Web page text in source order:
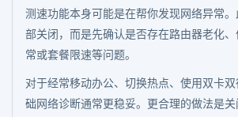
测速功能本身可能是在帮你发现网络异常
部关闭，而是先确认是否存在路由器老化
常或套餐限速等问题。
对于经常移动办公、切换热点、使用双卡
础网络诊断通常更稳妥。更合理的做法是